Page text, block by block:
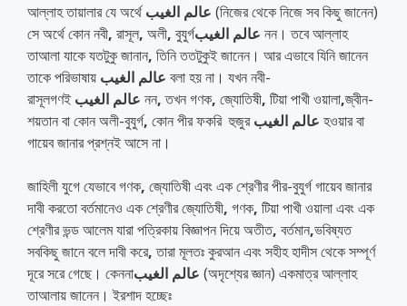
আল্লাহ তায়ালার যে অর্থে عالم الغيب
(নিজের থেকে নিজে সব কিছু জানেন)
সে অর্থে কোন নবী, রাসূল, অলী, বুযুর্গ عالم الغيب
নন। তবে আল্লাহ
তাআলা যাকে যতটুকু জানান, তিনি ততটুকুই জানেন। আর এভাবে যিনি জানেন
তাকে পরিভাষায়
عالم الغيب
বলা হয় না। যখন নবী-
রাসূলগণই
عالم الغيب নন,তখন গণক, জ্যোতিষী, টিয়া পাখী ওয়ালা,জ্বীন-
শয়তান বা কোন অলী-বুযুর্গ, কোন পীর ফকরি হুজুর عالم الغيب
হওয়ার বা
গায়েব জানার প্রশ্নই আসে না।
জাহিলী যুগে যেভাবে গণক, জ্যোতিষী এবং এক শ্রেণীর পীর-বুযুর্গ গায়েব জানার
দাবী করতো বর্তমানেও এক শ্রেণীর জ্যোতিষী, গণক, টিয়া পাখী ওয়ালা এবং এক
শ্রেণীর ভন্ড আলেম যারা পত্রিকায় বিজ্ঞাপন দিয়ে অতীত, বর্তমান,ভবিষ্যত
সবকিছু জানে বলে দাবী করে,তারা মূলতঃ কুরআন এবং সহীহ হাদীস থেকে সম্পূর্ণ
দূরে সরে গেছে। কেননা
عالم الغيب
(অদৃশ্যের জ্ঞান) একমাত্র আল্লাহ
তাআলায় জানেন। ইরশাদ হচ্ছেঃ